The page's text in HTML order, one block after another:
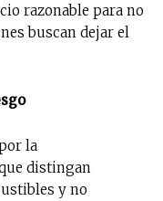
razonable para no
buscan dejar el
la
distingan
y no